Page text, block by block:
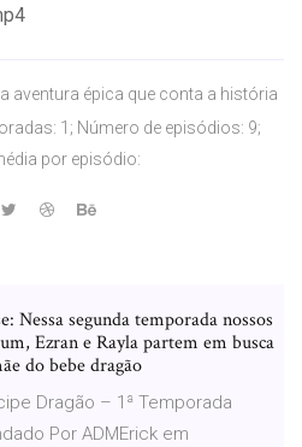
aventura épica que conta a história
1; Número de episódios: 9;
por episódio:
Nessa segunda temporada nossos
Ezran e Rayla partem em busca
do bebe dragão
Dragão – 1ª Temporada
Por ADMErick em